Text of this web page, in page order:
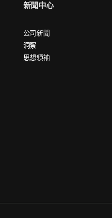
新聞中心
公司新聞
洞察
思想領袖